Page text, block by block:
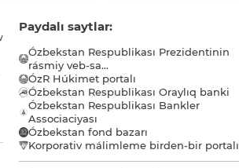
Paydalı saytlar:
Ózbekstan Respublikası Prezidentinin
rásmiy veb-sa...
ÓzR Húkimet portalı
Ózbekstan Respublikası Oraylıq banki
Ózbekstan Respublikası Bankler
Associaciyası
Ózbekstan fond bazarı
Korporativ málimleme birden-bir portalı